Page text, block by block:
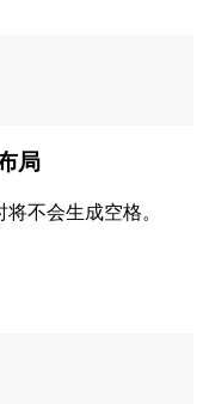
局
不会生成空格。